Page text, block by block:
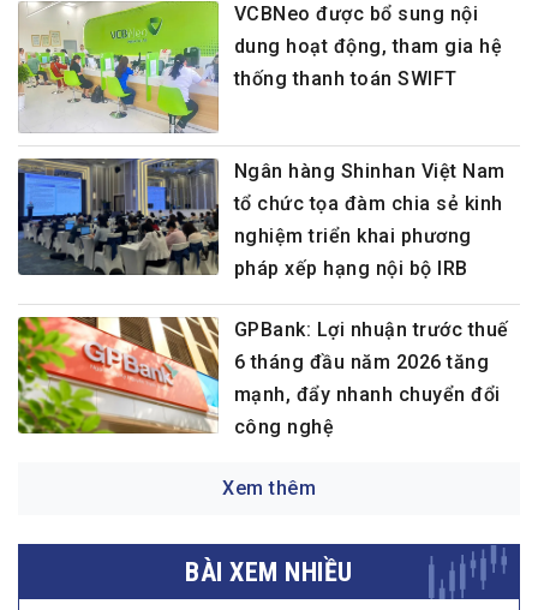
VCBNeo được bổ sung nội
dung hoạt động, tham gia hệ
thống thanh toán SWIFT
Ngân hàng Shinhan Việt Nam
tổ chức tọa đàm chia sẻ kinh
nghiệm triển khai phương
pháp xếp hạng nội bộ IRB
GPBank: Lợi nhuận trước thuế
6 tháng đầu năm 2026 tăng
mạnh, đẩy nhanh chuyển đổi
công nghệ
Xem thêm
BÀI XEM NHIỀU